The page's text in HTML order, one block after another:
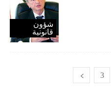
شؤون
قانونية
3